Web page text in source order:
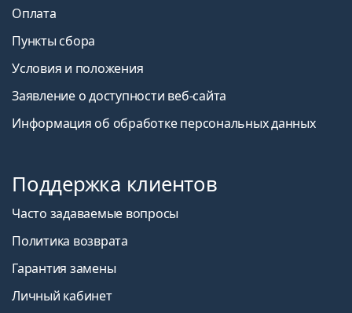
Оплата
Пункты сбора
Условия и положения
Заявление о доступности веб-сайта
Информация об обработке персональных данных
Поддержка клиентов
Часто задаваемые вопросы
Политика возврата
Гарантия замены
Личный кабинет